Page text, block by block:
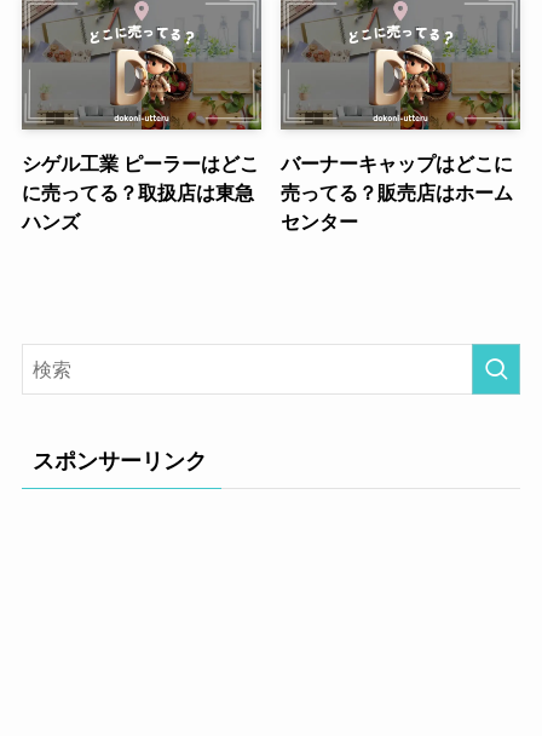
シゲル工業 ピーラーはどこ
に売ってる？取扱店は東急
ハンズ
バーナーキャップはどこに
売ってる？販売店はホーム
センター
スポンサーリンク